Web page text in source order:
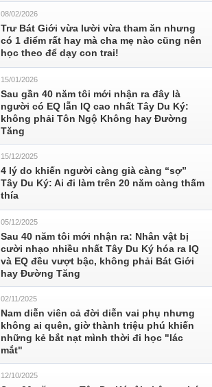
08/02/2026
Trư Bát Giới vừa lười vừa tham ăn nhưng
có 1 điểm rất hay mà cha mẹ nào cũng nên
học theo để dạy con trai!
15/01/2026
Sau gần 40 năm tôi mới nhận ra đây là
người có EQ lẫn IQ cao nhất Tây Du Ký:
không phải Tôn Ngộ Không hay Đường
Tăng
15/12/2025
4 lý do khiến người càng già càng “sợ”
Tây Du Ký: Ai đi làm trên 20 năm càng thấm
thía
05/12/2025
Sau 40 năm tôi mới nhận ra: Nhân vật bị
cười nhạo nhiều nhất Tây Du Ký hóa ra IQ
và EQ đều vượt bậc, không phải Bát Giới
hay Đường Tăng
02/11/2025
Nam diễn viên cả đời diễn vai phụ nhưng
không ai quên, giờ thành triệu phú khiến
những kẻ bắt nạt mình thời đi học "lác
mắt"
12/10/2025